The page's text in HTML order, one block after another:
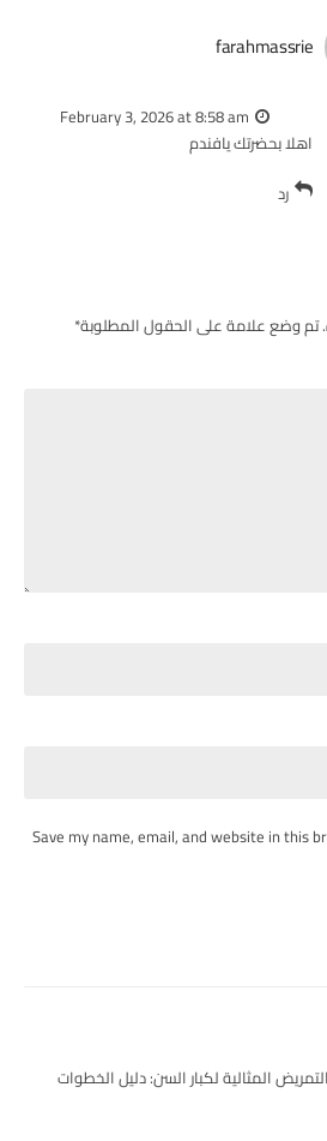
farahmassrie
February 3, 2026 at 8:58 am
اهلا بحضرتك يافندم
رد
تم وضع علامة على الحقول المطلوبة*
Save my name, email, and website in this
المثالية لكبار السن: دليل الخطوات